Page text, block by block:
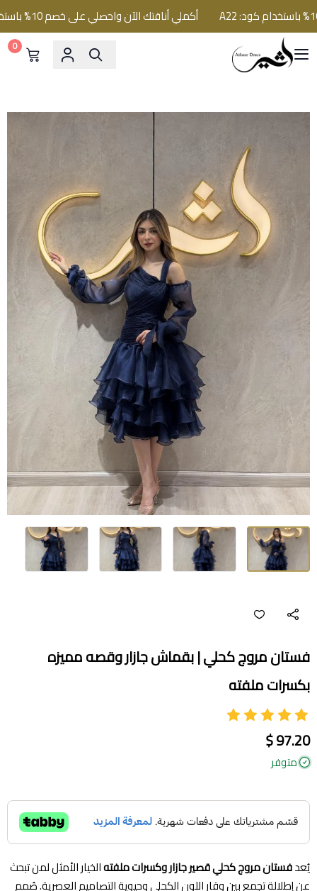
أكملي أناقتك الآن واحصلي على خصم 10% باستخدام كود: A22
فساتين اثير
0
فستان مروج كحلي | بقماش جازار وقصه مميزه
بكسرات ملفته
97.20 $
متوفر
يُعدفستان مروج كحلي قصير جازار وكسرات ملفتهالخيار الأمثل لمن تبحث
عن إطلالة تجمع بين وقار اللون الكحلي وحيوية التصاميم العصرية. صُمم